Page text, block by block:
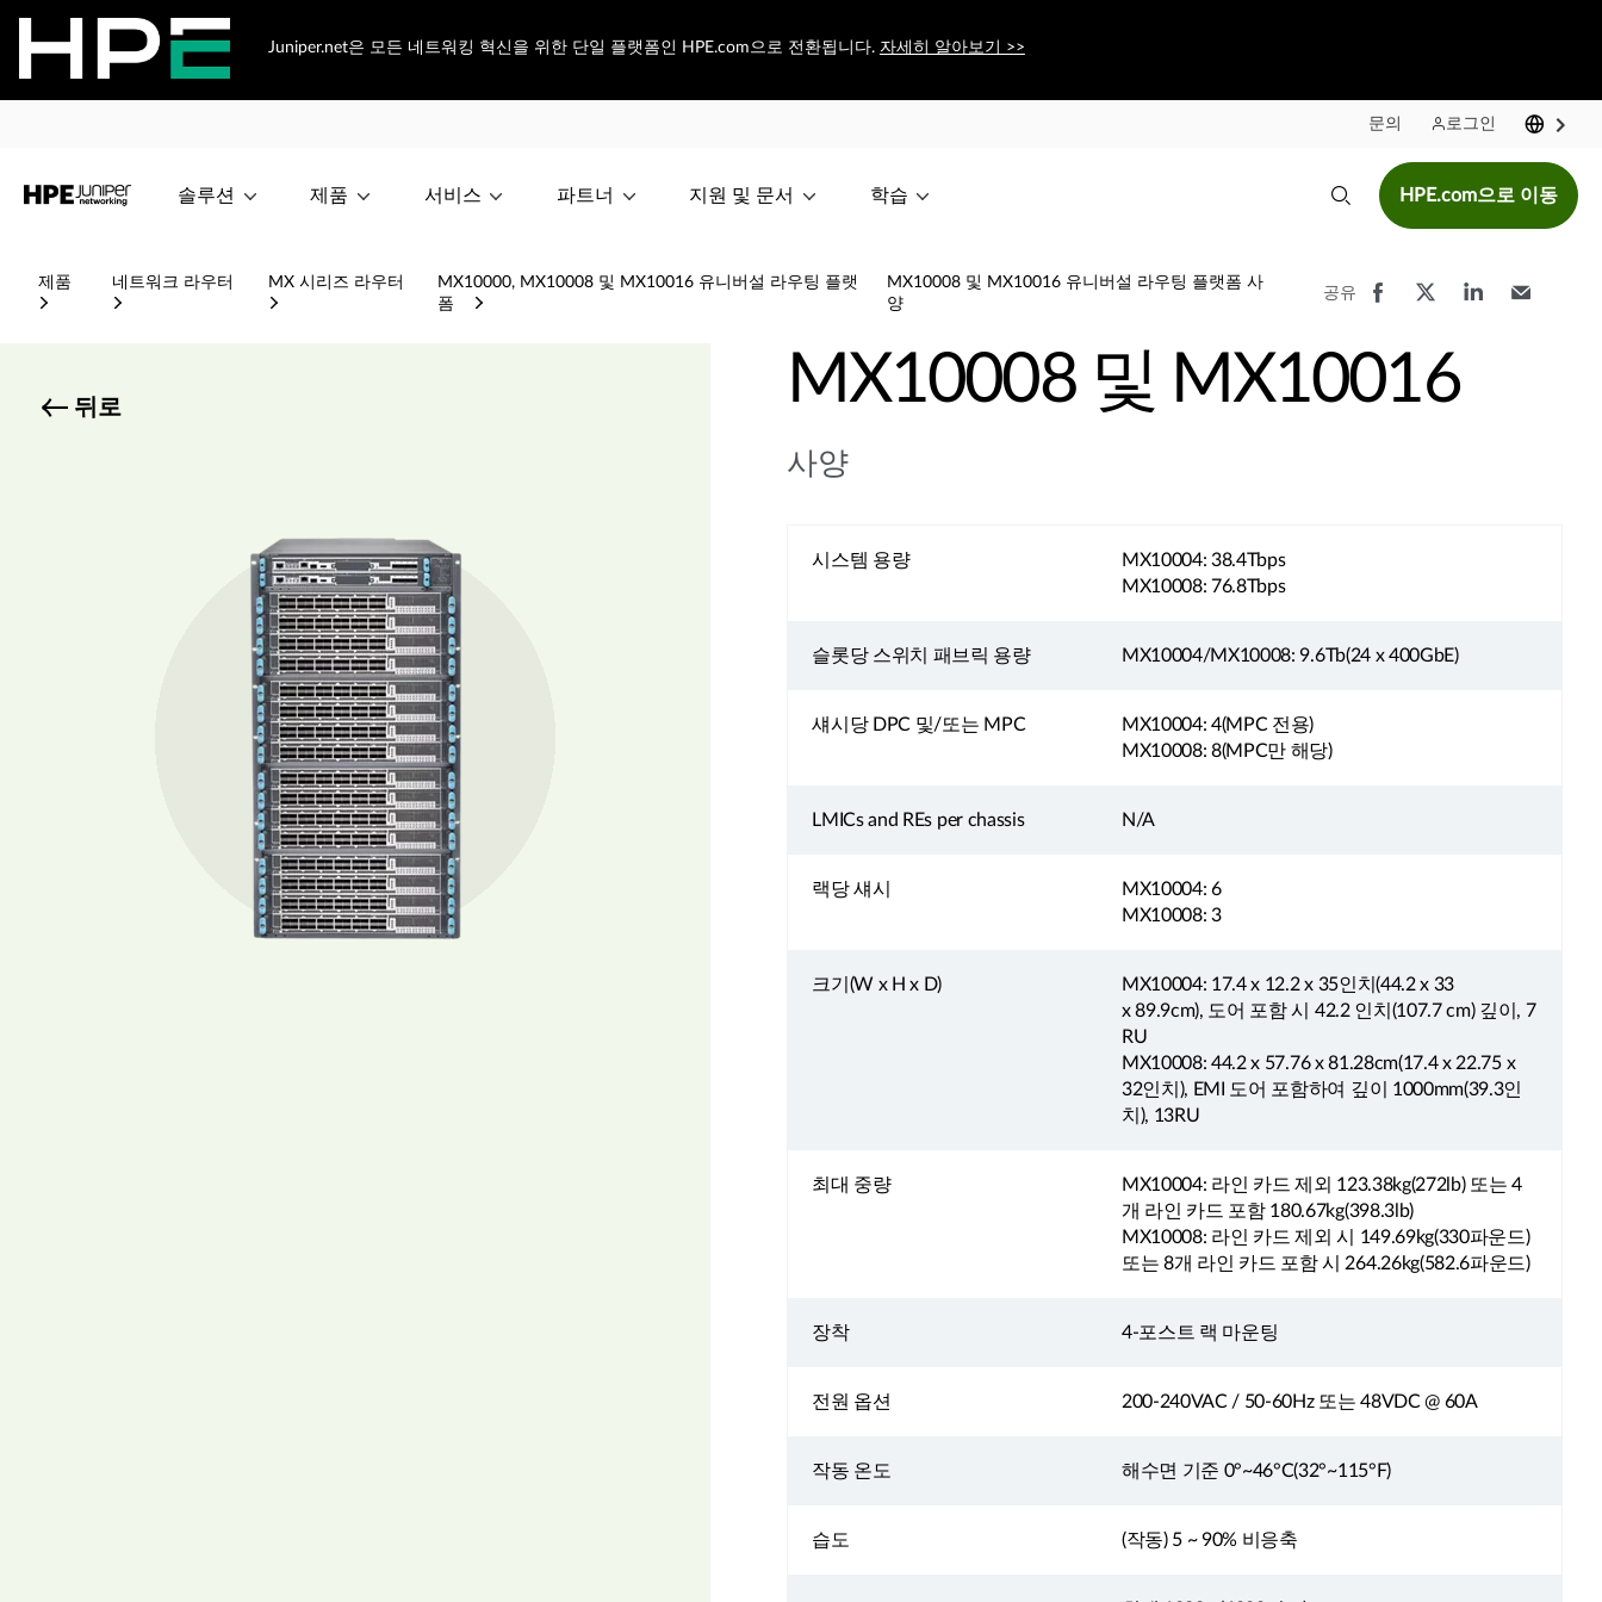
Juniper.net은 모든 네트워킹 혁신을 위한 단일 플랫폼인 HPE.com으로 전환됩니다. 자세히 알아보기 >>
문의 로그인
솔루션 제품 서비스 파트너 지원 및 문서 학습 HPE.com으로 이동
제품 네트워크 라우터 MX 시리즈 라우터
MX10000, MX10008 및 MX10016 유니버설 라우팅 플랫
폼
MX10008 및 MX10016 유니버설 라우팅 플랫폼 사
양
공유
뒤로 MX10008 및 MX10016
사양
시스템 용량
MX10004: 38.4Tbps
MX10008: 76.8Tbps
슬롯당 스위치 패브릭 용량 MX10004/MX10008: 9.6Tb(24 x 400GbE)
섀시당 DPC 및/또는 MPC
MX10004: 4(MPC 전용)
MX10008: 8(MPC만 해당)
LMICs and REs per chassis N/A
랙당 섀시
MX10004: 6
MX10008: 3
크기(W x H x D)
MX10004: 17.4 x 12.2 x 35인치(44.2 x 33
x 89.9cm), 도어 포함 시 42.2 인치(107.7 cm) 깊이, 7
RU
MX10008: 44.2 x 57.76 x 81.28cm(17.4 x 22.75 x
32인치), EMI 도어 포함하여 깊이 1000mm(39.3인
치), 13RU
최대 중량
MX10004: 라인 카드 제외 123.38kg(272lb) 또는 4
개 라인 카드 포함 180.67kg(398.3lb)
MX10008: 라인 카드 제외 시 149.69kg(330파운드)
또는 8개 라인 카드 포함 시 264.26kg(582.6파운드)
장착 4-포스트 랙 마운팅
전원 옵션 200-240VAC / 50-60Hz 또는 48VDC @ 60A
작동 온도 해수면 기준 0°~46°C(32°~115°F)
습도 (작동) 5 ~ 90% 비응축